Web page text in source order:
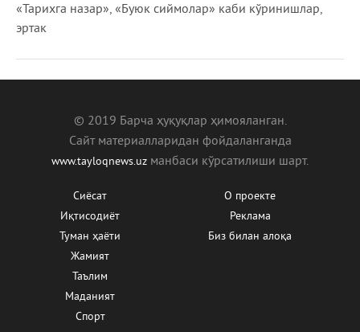
«Тарихга назар», «Буюк сиймолар» каби кўринишлар,
эртак
© 2019 Барча ҳуқуқлар ҳимояланган.
Сайт материалларидан фойдаланганда
www.tayloqnews.uz манбаcи кўрсатилиши шарт.
Сиёсат
Иқтисодиёт
Туман ҳаёти
Жамият
Таълим
Маданият
Спорт
О проекте
Реклама
Биз билан алоқа